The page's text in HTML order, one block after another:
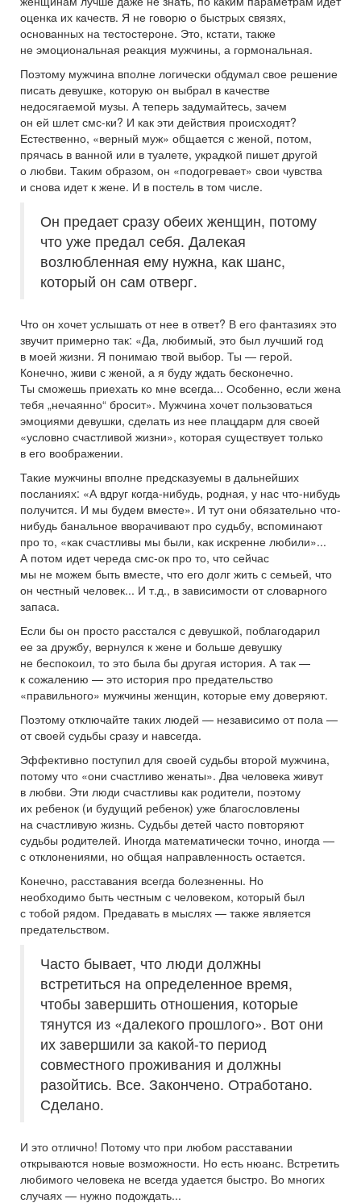
оценка их качеств. Я не говорю о быстрых связях,
основанных на тестостероне. Это, кстати, также
не эмоциональная реакция мужчины, а гормональная.
Поэтому мужчина вполне логически обдумал свое решение
писать девушке, которую он выбрал в качестве
недосягаемой музы. А теперь задумайтесь, зачем
он ей шлет смс-ки? И как эти действия происходят?
Естественно, «верный муж» общается с женой, потом,
прячась в ванной или в туалете, украдкой пишет другой
о любви. Таким образом, он «подогревает» свои чувства
и снова идет к жене. И в постель в том числе.
Он предает сразу обеих женщин, потому
что уже предал себя. Далекая
возлюбленная ему нужна, как шанс,
который он сам отверг.
Что он хочет услышать от нее в ответ? В его фантазиях это
звучит примерно так: «Да, любимый, это был лучший год
в моей жизни. Я понимаю твой выбор. Ты — герой.
Конечно, живи с женой, а я буду ждать бесконечно.
Ты сможешь приехать ко мне всегда... Особенно, если жена
тебя „нечаянно“ бросит». Мужчина хочет пользоваться
эмоциями девушки, сделать из нее плацдарм для своей
«условно счастливой жизни», которая существует только
в его воображении.
Такие мужчины вполне предсказуемы в дальнейших
посланиях: «А вдруг когда-нибудь, родная, у нас что-нибудь
получится. И мы будем вместе». И тут они обязательно что-
нибудь банальное вворачивают про судьбу, вспоминают
про то, «как счастливы мы были, как искренне любили»...
А потом идет череда смс-ок про то, что сейчас
мы не можем быть вместе, что его долг жить с семьей, что
он честный человек... И т.д., в зависимости от словарного
запаса.
Если бы он просто расстался с девушкой, поблагодарил
ее за дружбу, вернулся к жене и больше девушку
не беспокоил, то это была бы другая история. А так —
к сожалению — это история про предательство
«правильного» мужчины женщин, которые ему доверяют.
Поэтому отключайте таких людей — независимо от пола —
от своей судьбы сразу и навсегда.
Эффективно поступил для своей судьбы второй мужчина,
потому что «они счастливо женаты». Два человека живут
в любви. Эти люди счастливы как родители, поэтому
их ребенок (и будущий ребенок) уже благословлены
на счастливую жизнь. Судьбы детей часто повторяют
судьбы родителей. Иногда математически точно, иногда —
с отклонениями, но общая направленность остается.
Конечно, расставания всегда болезненны. Но
необходимо быть честным с человеком, который был
с тобой рядом. Предавать в мыслях — также является
предательством.
Часто бывает, что люди должны
встретиться на определенное время,
чтобы завершить отношения, которые
тянутся из «далекого прошлого». Вот они
их завершили за какой-то период
совместного проживания и должны
разойтись. Все. Закончено. Отработано.
Сделано.
И это отлично! Потому что при любом расставании
открываются новые возможности. Но есть нюанс. Встретить
любимого человека не всегда удается быстро. Во многих
случаях — нужно подождать...